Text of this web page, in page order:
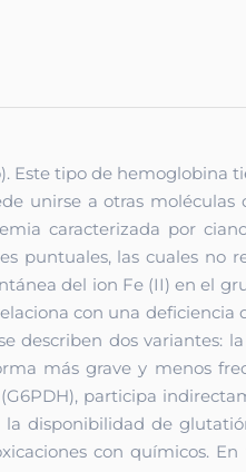
Este tipo de hemoglobina
unirse a otras moléculas
caracterizada por
puntuales, las cuales no
del ion Fe (II) en el
con una deficiencia
describen dos variantes:
más grave y menos
participa
disponibilidad de
con químicos. En